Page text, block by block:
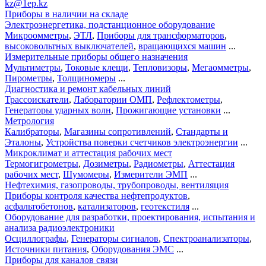
kz@1ep.kz
Приборы в наличии на складе
Электроэнергетика, подстанционное оборудование
Микроомметры, ЭТЛ, Приборы для трансформаторов,
высоковольтных выключателей, вращающихся машин ...
Измерительные приборы общего назначения
Мультиметры, Токовые клещи, Тепловизоры, Мегаомметры,
Пирометры, Толщиномеры ...
Диагностика и ремонт кабельных линий
Трассоискатели, Лаборатории ОМП, Рефлектометры,
Генераторы ударных волн, Прожигающие установки ...
Метрология
Калибраторы, Магазины сопротивлений, Стандарты и
Эталоны, Устройства поверки счетчиков электроэнергии ...
Микроклимат и аттестация рабочих мест
Термогигрометры, Дозиметры, Радиометры, Аттестация
рабочих мест, Шумомеры, Измерители ЭМП ...
Нефтехимия, газопроводы, трубопроводы, вентиляция
Приборы контроля качества нефтепродуктов,
асфальтобетонов, катализаторов, геотекстиля ...
Оборудование для разработки, проектирования, испытания и
анализа радиоэлектроники
Осциллографы, Генераторы сигналов, Спектроанализаторы,
Источники питания, Оборудования ЭМС ...
Приборы для каналов связи